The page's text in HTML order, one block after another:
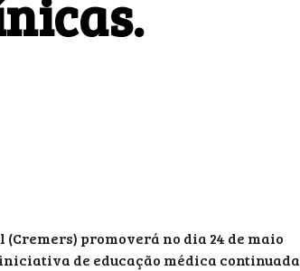
(Cremers) promoverá no dia 24 de maio
de educação médica continuada